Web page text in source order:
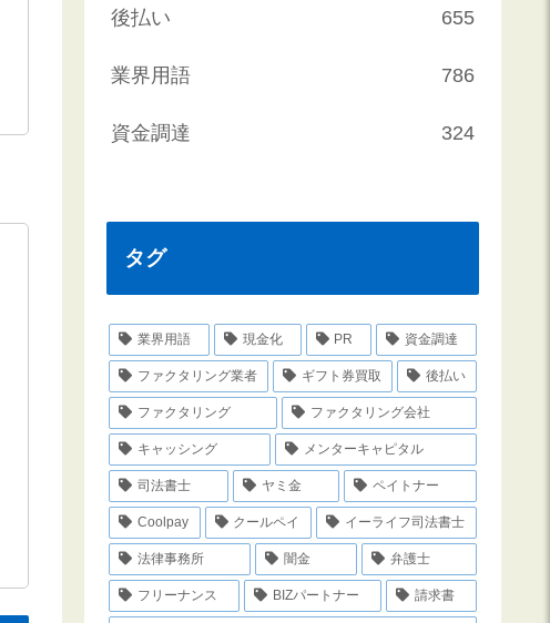
後払い 655
業界用語 786
資金調達 324
タグ
業界用語 現金化 PR 資金調達
ファクタリング業者 ギフト券買取 後払い
ファクタリング ファクタリング会社
キャッシング メンターキャピタル
司法書士 ヤミ金 ペイトナー
Coolpay クールペイ イーライフ司法書士
法律事務所 闇金 弁護士
フリーナンス BIZパートナー 請求書